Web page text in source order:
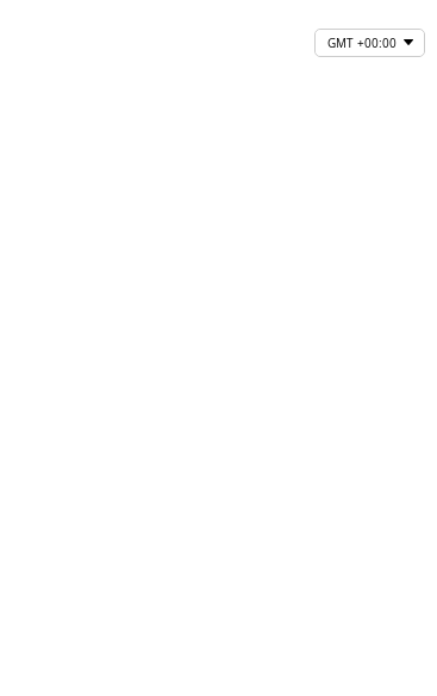
GMT +00:00